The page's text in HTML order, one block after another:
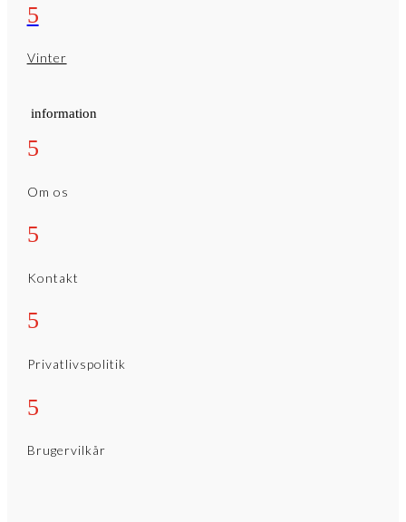
5
Vinter
information
5
Om os
5
Kontakt
5
Privatlivspolitik
5
Brugervilkår